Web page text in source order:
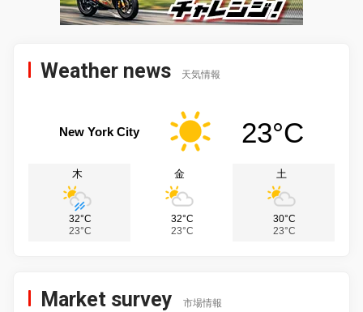
Weather news 天気情報
New York City 23°C
木
32°C
23°C
金
32°C
23°C
土
30°C
23°C
Market survey 市場情報